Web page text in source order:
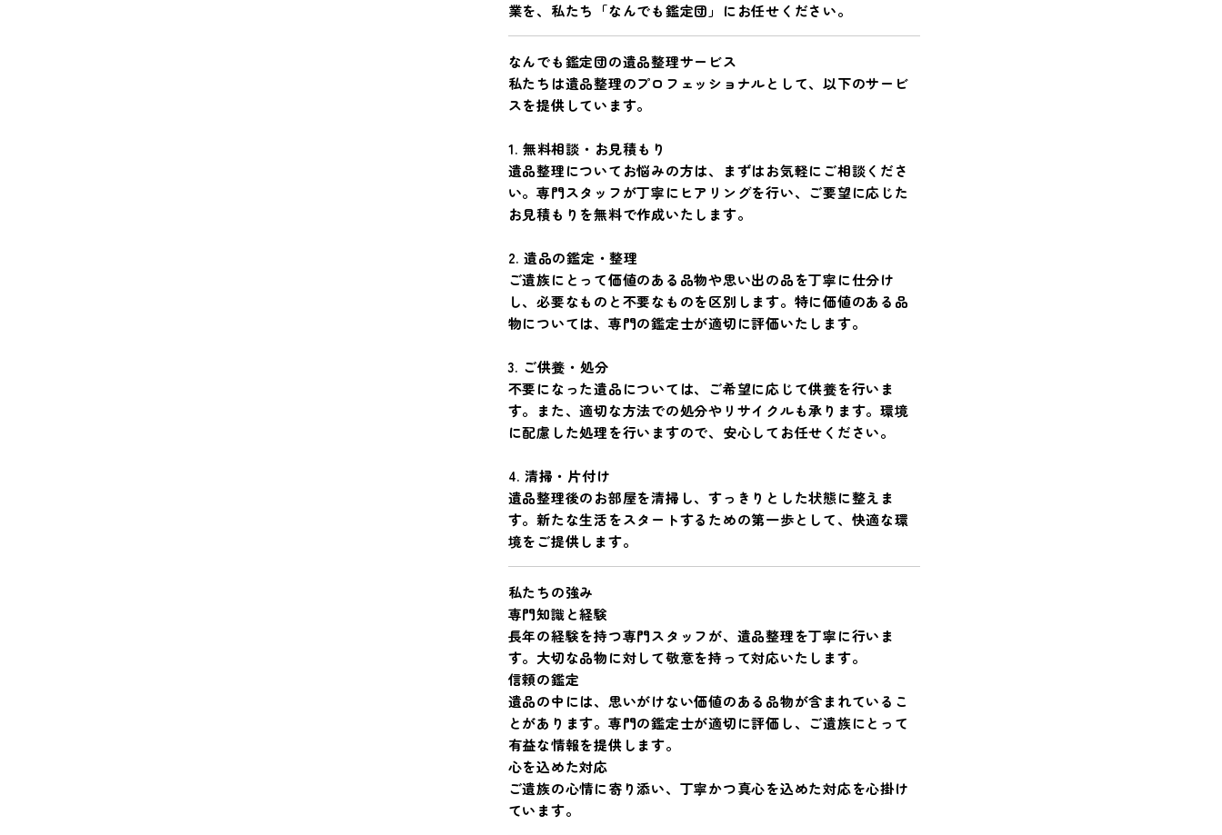
業を、私たち「なんでも鑑定団」にお任せください。
なんでも鑑定団の遺品整理サービス
私たちは遺品整理のプロフェッショナルとして、以下のサービ
スを提供しています。
1. 無料相談・お見積もり
遺品整理についてお悩みの方は、まずはお気軽にご相談くださ
い。専門スタッフが丁寧にヒアリングを行い、ご要望に応じた
お見積もりを無料で作成いたします。
2. 遺品の鑑定・整理
ご遺族にとって価値のある品物や思い出の品を丁寧に仕分け
し、必要なものと不要なものを区別します。特に価値のある品
物については、専門の鑑定士が適切に評価いたします。
3. ご供養・処分
不要になった遺品については、ご希望に応じて供養を行いま
す。また、適切な方法での処分やリサイクルも承ります。環境
に配慮した処理を行いますので、安心してお任せください。
4. 清掃・片付け
遺品整理後のお部屋を清掃し、すっきりとした状態に整えま
す。新たな生活をスタートするための第一歩として、快適な環
境をご提供します。
私たちの強み
専門知識と経験
長年の経験を持つ専門スタッフが、遺品整理を丁寧に行いま
す。大切な品物に対して敬意を持って対応いたします。
信頼の鑑定
遺品の中には、思いがけない価値のある品物が含まれているこ
とがあります。専門の鑑定士が適切に評価し、ご遺族にとって
有益な情報を提供します。
心を込めた対応
ご遺族の心情に寄り添い、丁寧かつ真心を込めた対応を心掛け
ています。